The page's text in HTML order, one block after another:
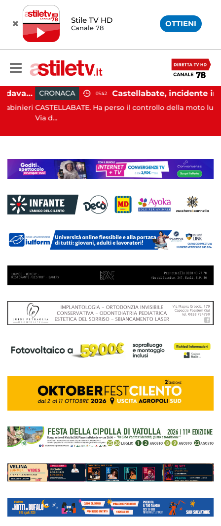
Stile TV HD
Canale 78 OTTIENI
Angri, scippano anziana davanti ad un negozio: tre arresti CRONACA 05:42 Castellabate, incidente in moto: 27enne in ospedale
CASTELLABATE. Ha perso il controllo della moto lungo la
Via d...